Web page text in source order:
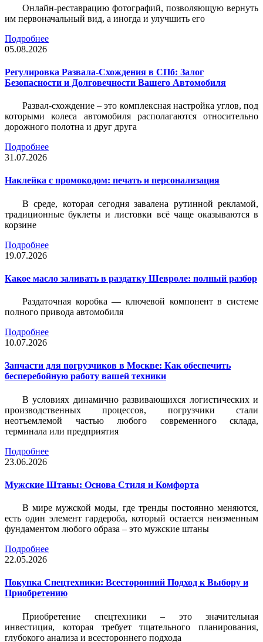
Онлайн-реставрацию фотографий, позволяющую вернуть
им первоначальный вид, а иногда и улучшить его
Подробнее
05.08.2026
Регулировка Развала-Схождения в СПб: Залог
Безопасности и Долговечности Вашего Автомобиля
Развал-схождение – это комплексная настройка углов, под
которыми колеса автомобиля располагаются относительно
дорожного полотна и друг друга
Подробнее
31.07.2026
Наклейка c промокодом: печать и персонализация
В среде, которая сегодня завалена рутинной рекламой,
традиционные буклеты и листовки всё чаще оказываются в
корзине
Подробнее
19.07.2026
Какое масло заливать в раздатку Шевроле: полный разбор
Раздаточная коробка — ключевой компонент в системе
полного привода автомобиля
Подробнее
10.07.2026
Запчасти для погрузчиков в Москве: Как обеспечить
бесперебойную работу вашей техники
В условиях динамично развивающихся логистических и
производственных процессов, погрузчики стали
неотъемлемой частью любого современного склада,
терминала или предприятия
Подробнее
23.06.2026
Мужские Штаны: Основа Стиля и Комфорта
В мире мужской моды, где тренды постоянно меняются,
есть один элемент гардероба, который остается неизменным
фундаментом любого образа – это мужские штаны
Подробнее
22.05.2026
Покупка Спецтехники: Всесторонний Подход к Выбору и
Приобретению
Приобретение спецтехники – это значительная
инвестиция, которая требует тщательного планирования,
глубокого анализа и всестороннего подхода